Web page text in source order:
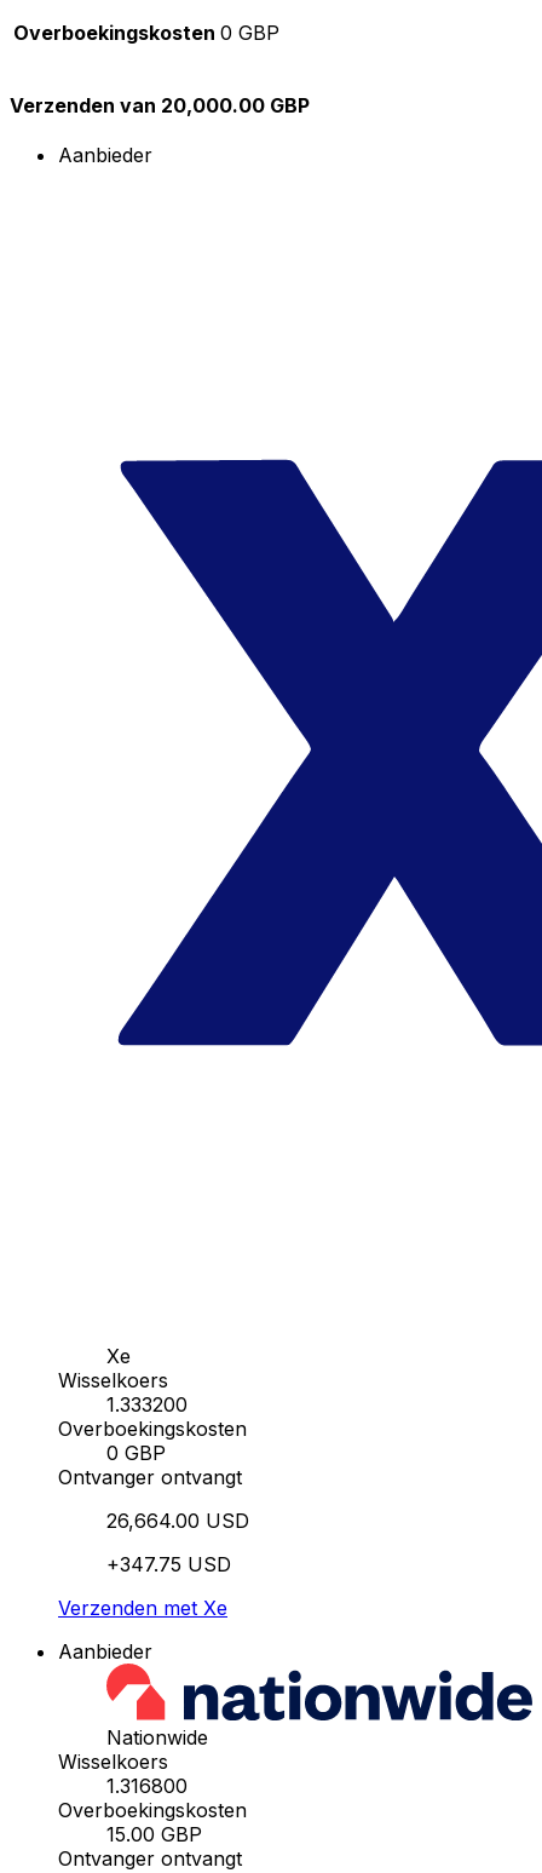
Overboekingskosten 0 GBP
Verzenden van 20,000.00 GBP
Aanbieder
Xe
Wisselkoers
1.333200
Overboekingskosten
0 GBP
Ontvanger ontvangt
26,664.00 USD
+347.75 USD
Verzenden met Xe
Aanbieder
Nationwide
Wisselkoers
1.316800
Overboekingskosten
15.00 GBP
Ontvanger ontvangt